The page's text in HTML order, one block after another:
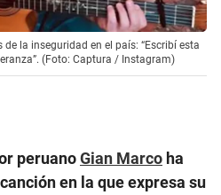
la inseguridad en el país: “Escribí esta
(Foto: Captura / Instagram)
peruanoGian Marco ha
en la que expresa su